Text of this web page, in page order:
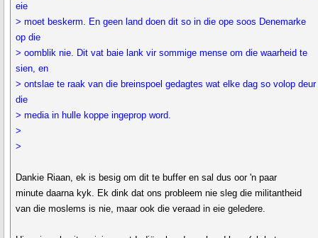
eie
> moet beskerm. En geen land doen dit so in die ope soos Denemarke
op die
> oomblik nie. Dit vat baie lank vir sommige mense om die waarheid te
sien, en
> ontslae te raak van die breinspoel gedagtes wat elke dag so volop deur
die
> media in hulle koppe ingeprop word.
>
>
Dankie Riaan, ek is besig om dit te buffer en sal dus oor 'n paar
minute daarna kyk. Ek dink dat ons probleem nie sleg die militantheid
van die moslems is nie, maar ook die veraad in eie geledere.